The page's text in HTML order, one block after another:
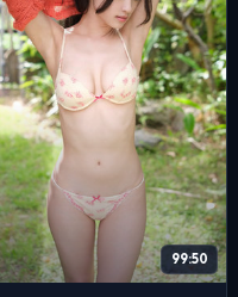
99:50